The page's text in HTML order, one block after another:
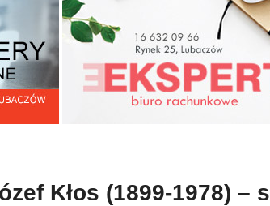
Starym Dzikowie
Kłos (1899-1978) –